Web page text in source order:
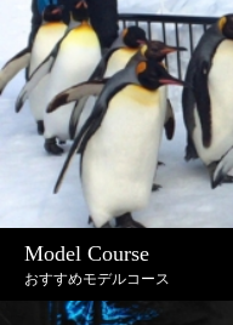
Model Course
おすすめモデルコース